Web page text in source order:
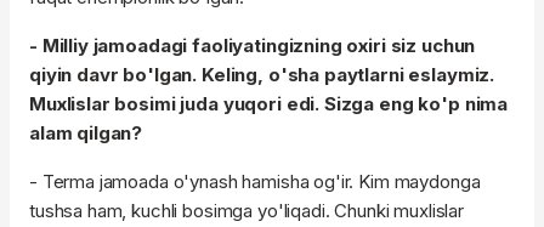
- Milliy jamoadagi faoliyatingizning oxiri siz uchun
qiyin davr bo'lgan. Keling, o'sha paytlarni eslaymiz.
Muxlislar bosimi juda yuqori edi. Sizga eng ko'p nima
alam qilgan?
- Terma jamoada o'ynash hamisha og'ir. Kim maydonga
tushsa ham, kuchli bosimga yo'liqadi. Chunki muxlislar